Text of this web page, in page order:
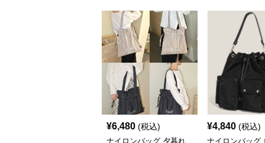
¥6,480 (税込)
ナイロンバッグ 夕暮れ
¥4,840 (税込)
ナイロンバッグ